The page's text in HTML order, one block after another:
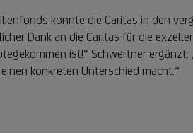
konnte die Caritas in den
Dank an die Caritas für die
ist!“ Schwertner ergänzt:
konkreten Unterschied macht.“